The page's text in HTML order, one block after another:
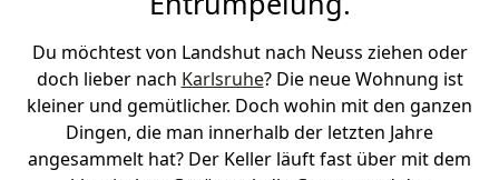
Du möchtest von Landshut nach Neuss ziehen oder
doch lieber nach Karlsruhe? Die neue Wohnung ist
kleiner und gemütlicher. Doch wohin mit den ganzen
Dingen, die man innerhalb der letzten Jahre
angesammelt hat? Der Keller läuft fast über mit dem